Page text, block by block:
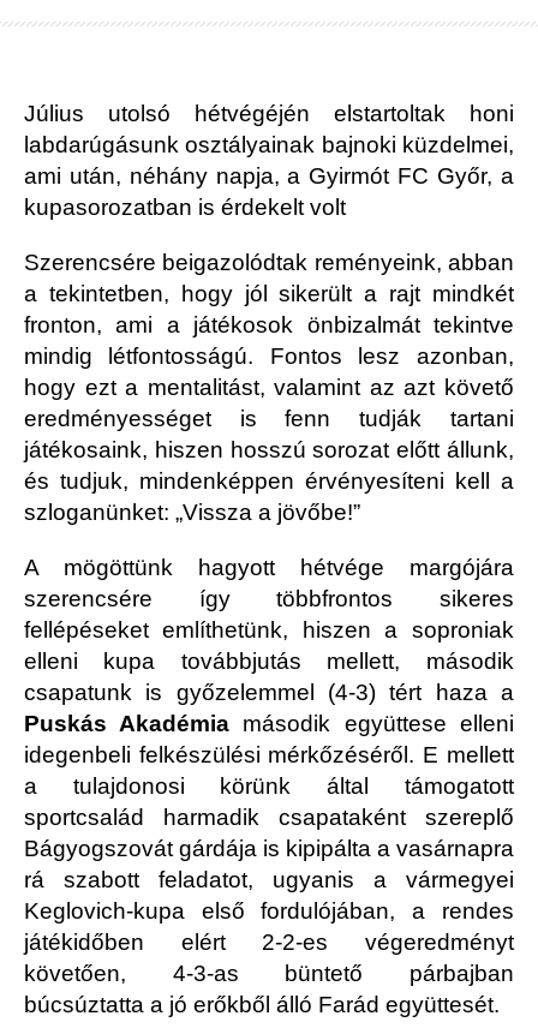
Július utolsó hétvégéjén elstartoltak honi
labdarúgásunk osztályainak bajnoki küzdelmei,
ami után, néhány napja, a Gyirmót FC Győr, a
kupasorozatban is érdekelt volt
Szerencsére beigazolódtak reményeink, abban
a tekintetben, hogy jól sikerült a rajt mindkét
fronton, ami a játékosok önbizalmát tekintve
mindig létfontosságú. Fontos lesz azonban,
hogy ezt a mentalitást, valamint az azt követő
eredményességet is fenn tudják tartani
játékosaink, hiszen hosszú sorozat előtt állunk,
és tudjuk, mindenképpen érvényesíteni kell a
szloganünket: „Vissza a jövőbe!”
A mögöttünk hagyott hétvége margójára
szerencsére így többfrontos sikeres
fellépéseket említhetünk, hiszen a soproniak
elleni kupa továbbjutás mellett, második
csapatunk is győzelemmel (4-3) tért haza a
Puskás Akadémia második együttese elleni
idegenbeli felkészülési mérkőzéséről. E mellett
a tulajdonosi körünk által támogatott
sportcsalád harmadik csapataként szereplő
Bágyogszovát gárdája is kipipálta a vasárnapra
rá szabott feladatot, ugyanis a vármegyei
Keglovich-kupa első fordulójában, a rendes
játékidőben elért 2-2-es végeredményt
követően, 4-3-as büntető párbajban
búcsúztatta a jó erőkből álló Farád együttesét.